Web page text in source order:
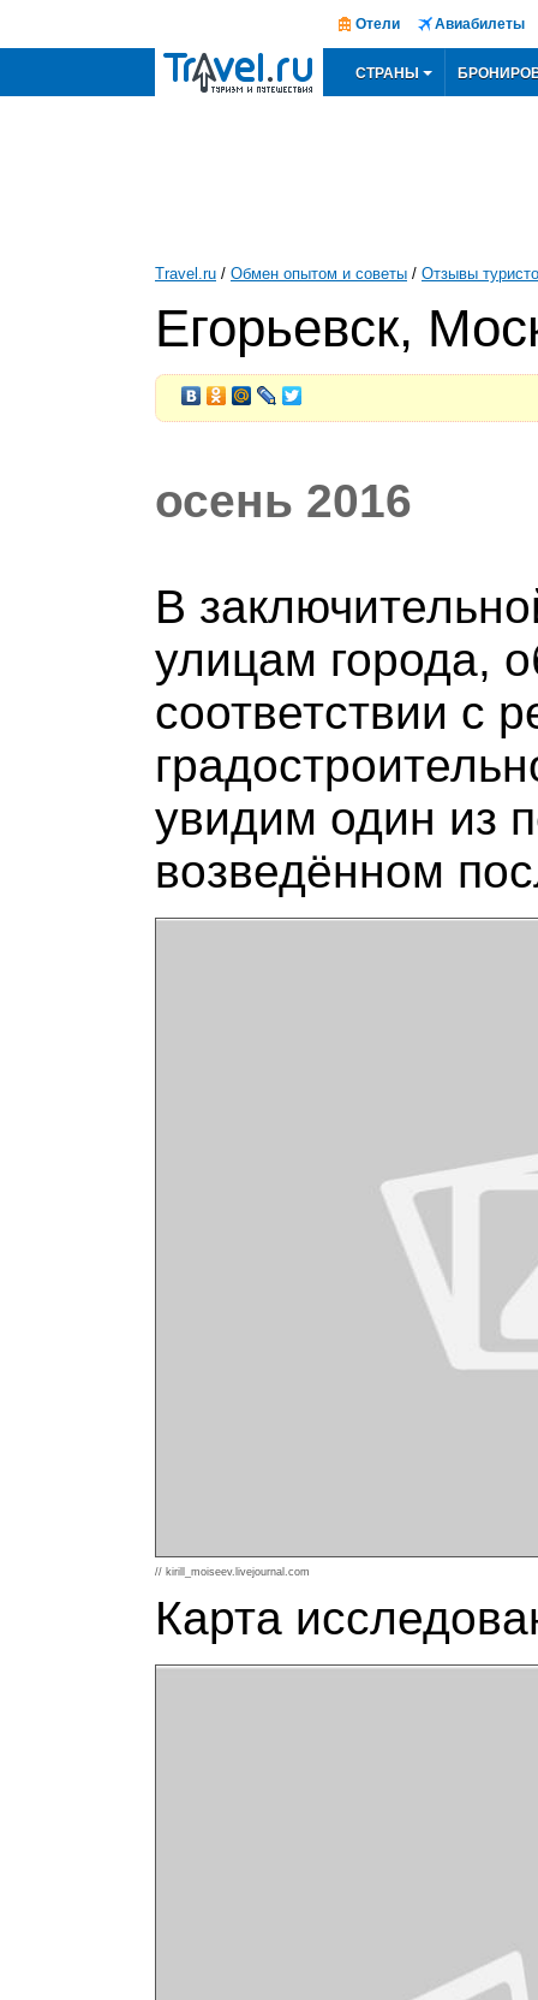
Отели Авиабилеты
СТРАНЫ
Travel.ru / Обмен опытом и советы / Отзывы
Егорьевск,
осень 2016
В
улицам города,
соответствии с
увидим один из
возведённом
// kirill_moiseev.livejournal.com
Карта